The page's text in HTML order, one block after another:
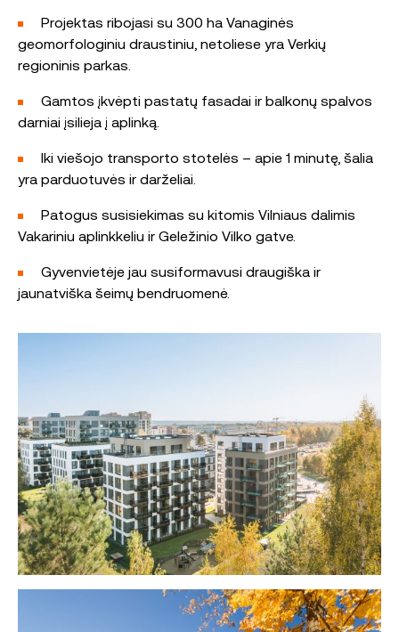
Projektas ribojasi su 300 ha Vanaginės
geomorfologiniu draustiniu, netoliese yra Verkių
regioninis parkas.
Gamtos įkvėpti pastatų fasadai ir balkonų spalvos
darniai įsilieja į aplinką.
Iki viešojo transporto stotelės – apie 1 minutę, šalia
yra parduotuvės ir darželiai.
Patogus susisiekimas su kitomis Vilniaus dalimis
Vakariniu aplinkkeliu ir Geležinio Vilko gatve.
Gyvenvietėje jau susiformavusi draugiška ir
jaunatviška šeimų bendruomenė.